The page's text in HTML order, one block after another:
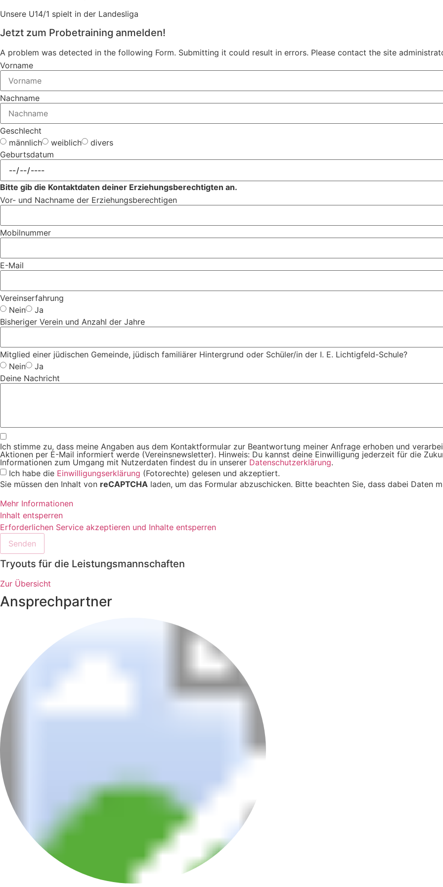
Unsere U14/1 spielt in der Landesliga
Jetzt zum Probetraining anmelden!
A problem was detected in the following Form. Submitting it could result in errors. Please contact the site
Vorname
Nachname
Geschlecht
männlich
weiblich
divers
Geburtsdatum
Bitte gib die Kontaktdaten deiner Erziehungsberechtigten an.
Vor- und Nachname der Erziehungsberechtigen
Mobilnummer
E-Mail
Vereinserfahrung
Nein
Ja
Bisheriger Verein und Anzahl der Jahre
Mitglied einer jüdischen Gemeinde, jüdisch familiärer Hintergrund oder Schüler/in der I. E. Lichtigfeld-Schule?
Nein
Ja
Deine Nachricht
Ich stimme zu, dass meine Angaben aus dem Kontaktformular zur Beantwortung meiner Anfrage erhoben und
Aktionen per E-Mail informiert werde (Vereinsnewsletter). Hinweis: Du kannst deine Einwilligung jederzeit für die
Informationen zum Umgang mit Nutzerdaten findest du in unserer Datenschutzerklärung.
Ich habe die Einwilligungserklärung (Fotorechte) gelesen und akzeptiert.
Sie müssen den Inhalt von reCAPTCHA laden, um das Formular abzuschicken. Bitte beachten Sie, dass dabei Daten
Mehr Informationen
Inhalt entsperren
Erforderlichen Service akzeptieren und Inhalte entsperren
Senden
Tryouts für die Leistungsmannschaften
Zur Übersicht
Ansprechpartner